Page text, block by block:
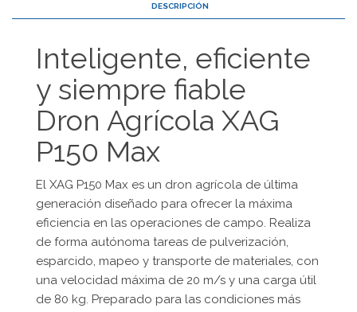
DESCRIPCIÓN
Inteligente, eficiente
y siempre fiable
Dron Agrícola XAG
P150 Max
El XAG P150 Max es un dron agrícola de última
generación diseñado para ofrecer la máxima
eficiencia en las operaciones de campo. Realiza
de forma autónoma tareas de pulverización,
esparcido, mapeo y transporte de materiales, con
una velocidad máxima de 20 m/s y una carga útil
de 80 kg. Preparado para las condiciones más